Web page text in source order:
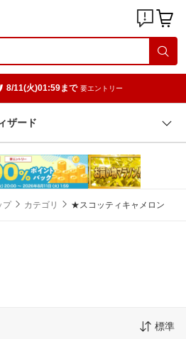
8/11(火)01:59まで 要エントリー
ザード
プ カテゴリ ★スコッティキャメロン
標準